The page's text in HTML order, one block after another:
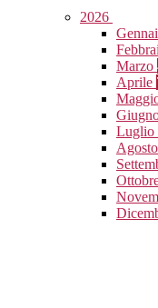
2026
Marzo
Aprile
Luglio
Agosto